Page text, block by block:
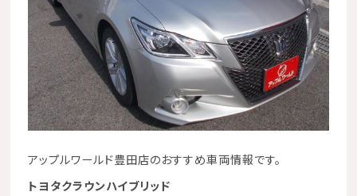
アップルワールド豊田店のおすすめ車両情報です。
トヨタクラウンハイブリッド